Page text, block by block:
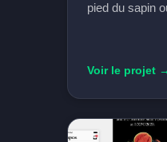
pied du sapin
Voir le projet →